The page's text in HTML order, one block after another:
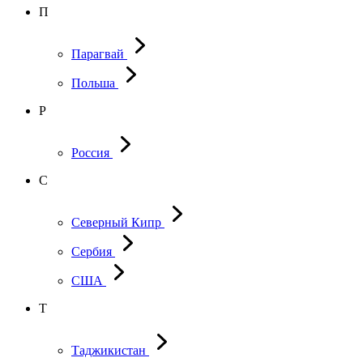
П
Парагвай
Польша
Р
Россия
С
Северный Кипр
Сербия
США
Т
Таджикистан